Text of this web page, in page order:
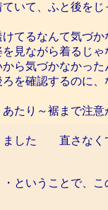
いて、ふと後を
てるなんて気づか
見ながら着るじゃ
ら気づかなかった
を確認するのに
たり～裾まで注
ました 直さなく
ということで、